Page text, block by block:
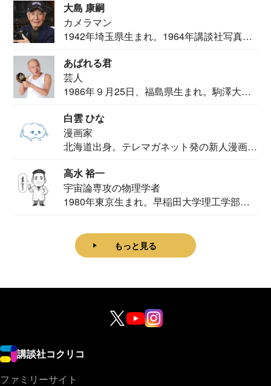
大島 康嗣
カメラマン
1942年埼玉県生まれ。1964年講談社写真部
あばれる君
芸人
1986年９月25日、福島県生まれ。駒澤大学
白雲 ひな
漫画家
北海道出身。テレマガネット発の新人漫画
高水 裕一
宇宙論専攻の物理学者
1980年東京生まれ。早稲田大学理工学部物
もっと見る
講談社コクリコ
ファミリーサイト